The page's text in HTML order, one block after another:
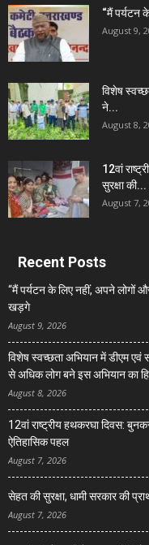
“मैं पर्यटन
August 9,
विशेष
ने...
August 8,
12वां
सुरक्षा की...
August 7,
Recent Posts
“मैं पर्यटन के लिए नहीं, अपने लोगों
खड़गे
August 9, 2026
विशेष स्वच्छता अभियान में डीएम एवं
से अधिक लोग बने इस अभियान का
August 8, 2026
12वां राष्ट्रीय हथकरघा दिवस:
ऐतिहासिक पहल
August 7, 2026
सेहत की सुरक्षा, धामी सरकार की
August 7, 2026